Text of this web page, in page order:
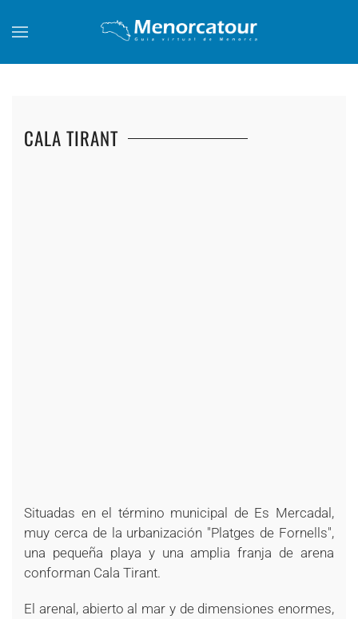
Skip to main content
CALA TIRANT
Situadas en el término municipal de Es Mercadal,
muy cerca de la urbanización "Platges de Fornells",
una pequeña playa y una amplia franja de arena
conforman Cala Tirant.
El arenal, abierto al mar y de dimensiones enormes,